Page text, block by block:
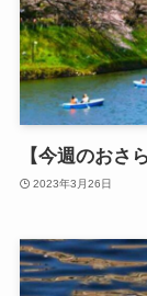
【今週のおさ
2023年3月26日